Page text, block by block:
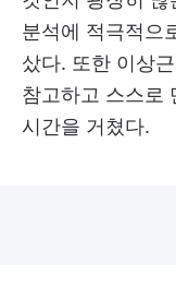
분석에 적극적으
샀다. 또한 이상
참고하고 스스로
시간을 거쳤다.